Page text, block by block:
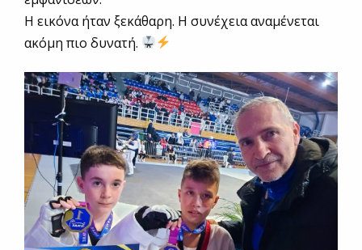
Η εικόνα ήταν ξεκάθαρη. Η συνέχεια αναμένεται
ακόμη πιο δυνατή.